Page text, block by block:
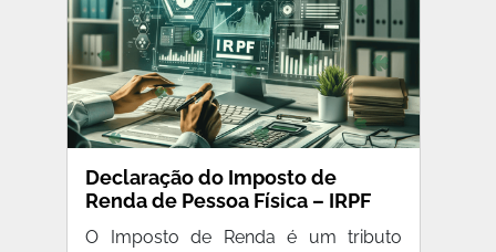
Declaração do Imposto de
Renda de Pessoa Física – IRPF
O Imposto de Renda é um tributo